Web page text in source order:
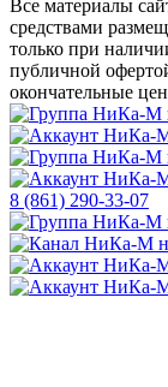
Все материалы
средствами
только при
публичной
окончательные
8 (861) 290-33-07